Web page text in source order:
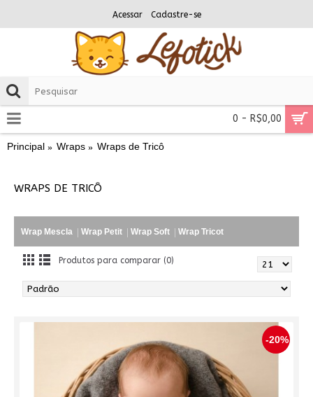
Acessar Cadastre-se
0 - R$0,00
Principal Wraps Wraps de Tricô
WRAPS DE TRICÔ
Wrap Mescla Wrap Petit Wrap Soft Wrap Tricot
Produtos para comparar (0)
-20%